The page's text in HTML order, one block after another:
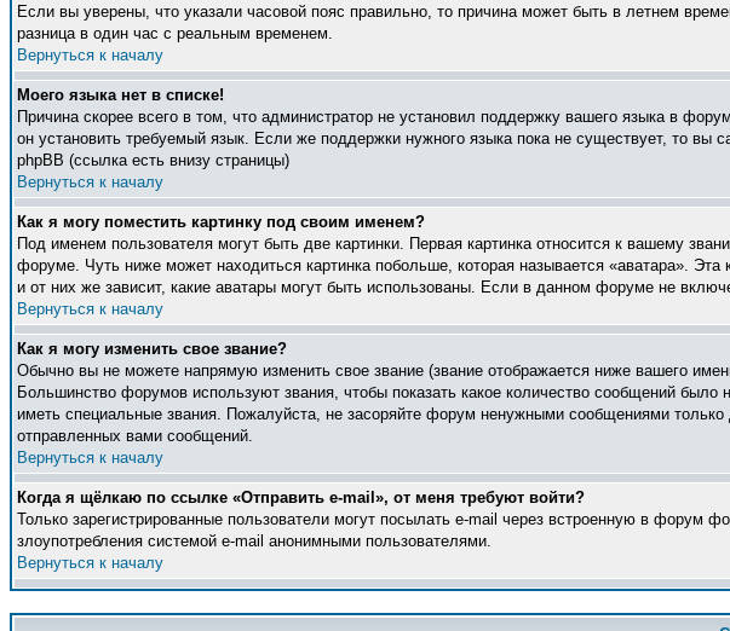
Если вы уверены, что указали часовой пояс правильно, то причина может быть в летнем
разница в один час с реальным временем.
Вернуться к началу
Моего языка нет в списке!
Причина скорее всего в том, что администратор не установил поддержку вашего языка в
он установить требуемый язык. Если же поддержки нужного языка пока не существует, то
phpBB (ссылка есть внизу страницы)
Вернуться к началу
Как я могу поместить картинку под своим именем?
Под именем пользователя могут быть две картинки. Первая картинка относится к вашему
форуме. Чуть ниже может находиться картинка побольше, которая называется «аватара».
и от них же зависит, какие аватары могут быть использованы. Если в данном форуме не
Вернуться к началу
Как я могу изменить свое звание?
Обычно вы не можете напрямую изменить свое звание (звание отображается ниже вашего
Большинство форумов используют звания, чтобы показать какое количество сообщений
иметь специальные звания. Пожалуйста, не засоряйте форум ненужными сообщениями
отправленных вами сообщений.
Вернуться к началу
Когда я щёлкаю по ссылке «Отправить e-mail», от меня требуют войти?
Только зарегистрированные пользователи могут посылать e-mail через встроенную в форум
злоупотребления системой e-mail анонимными пользователями.
Вернуться к началу